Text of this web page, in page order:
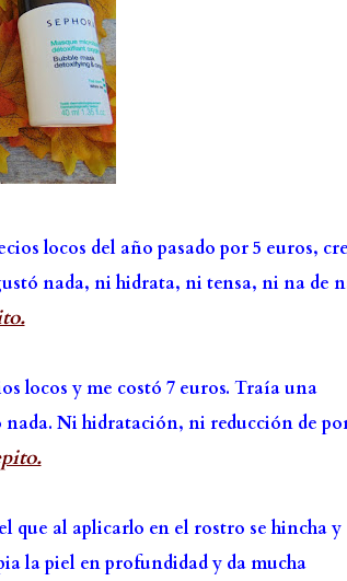
locos del año pasado por 5 euros,
nada, ni hidrata, ni tensa, ni na de
locos y me costó 7 euros. Traía una
Ni hidratación, ni reducción de
que al aplicarlo en el rostro se hincha y
la piel en profundidad y da mucha